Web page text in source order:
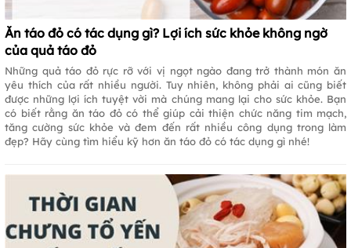
Ăn táo đỏ có tác dụng gì? Lợi ích sức khỏe không ngờ
của quả táo đỏ
Những quả táo đỏ rực rỡ với vị ngọt ngào đang trở thành món ăn
yêu thích của rất nhiều người. Tuy nhiên, không phải ai cũng biết
được những lợi ích tuyệt vời mà chúng mang lại cho sức khỏe. Bạn
có biết rằng ăn táo đỏ có thể giúp cải thiện chức năng tim mạch,
tăng cường sức khỏe và đem đến rất nhiều công dụng trong làm
đẹp? Hãy cùng tìm hiểu kỹ hơn ăn táo đỏ có tác dụng gì nhé!